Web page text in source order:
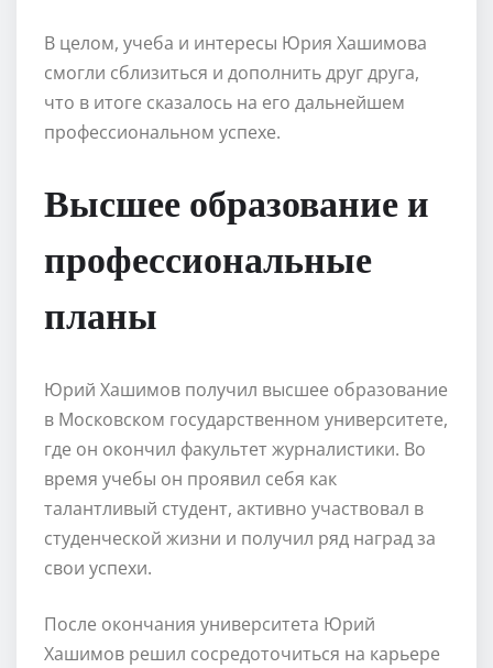
В целом, учеба и интересы Юрия Хашимова
смогли сблизиться и дополнить друг друга,
что в итоге сказалось на его дальнейшем
профессиональном успехе.
Высшее образование и
профессиональные
планы
Юрий Хашимов получил высшее образование
в Московском государственном университете,
где он окончил факультет журналистики. Во
время учебы он проявил себя как
талантливый студент, активно участвовал в
студенческой жизни и получил ряд наград за
свои успехи.
После окончания университета Юрий
Хашимов решил сосредоточиться на карьере